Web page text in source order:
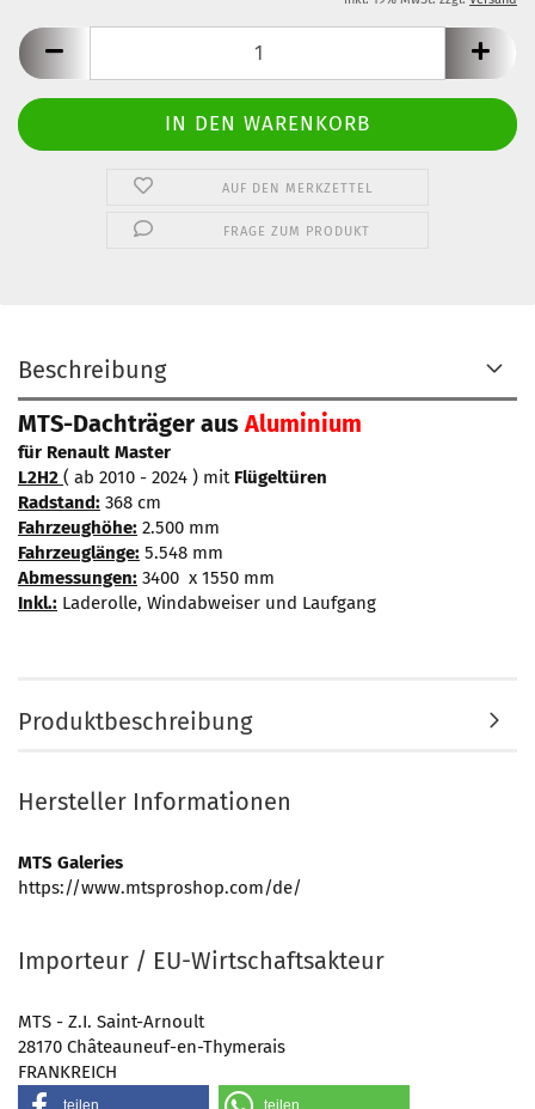
AUF DEN MERKZETTEL
FRAGE ZUM PRODUKT
Beschreibung
MTS-Dachträger ausAluminium
für Renault Master
L2H2 ( ab 2010 - 2024 ) mit Flügeltüren
Radstand: 368 cm
Fahrzeughöhe: 2.500 mm
Fahrzeuglänge: 5.548 mm
Abmessungen: 3400 x 1550 mm
Inkl.: Laderolle, Windabweiser und Laufgang
Produktbeschreibung
Hersteller Informationen
MTS Galeries
https://www.mtsproshop.com/de/
Importeur / EU-Wirtschaftsakteur
MTS - Z.I. Saint-Arnoult
28170 Châteauneuf-en-Thymerais
FRANKREICH
teilen teilen